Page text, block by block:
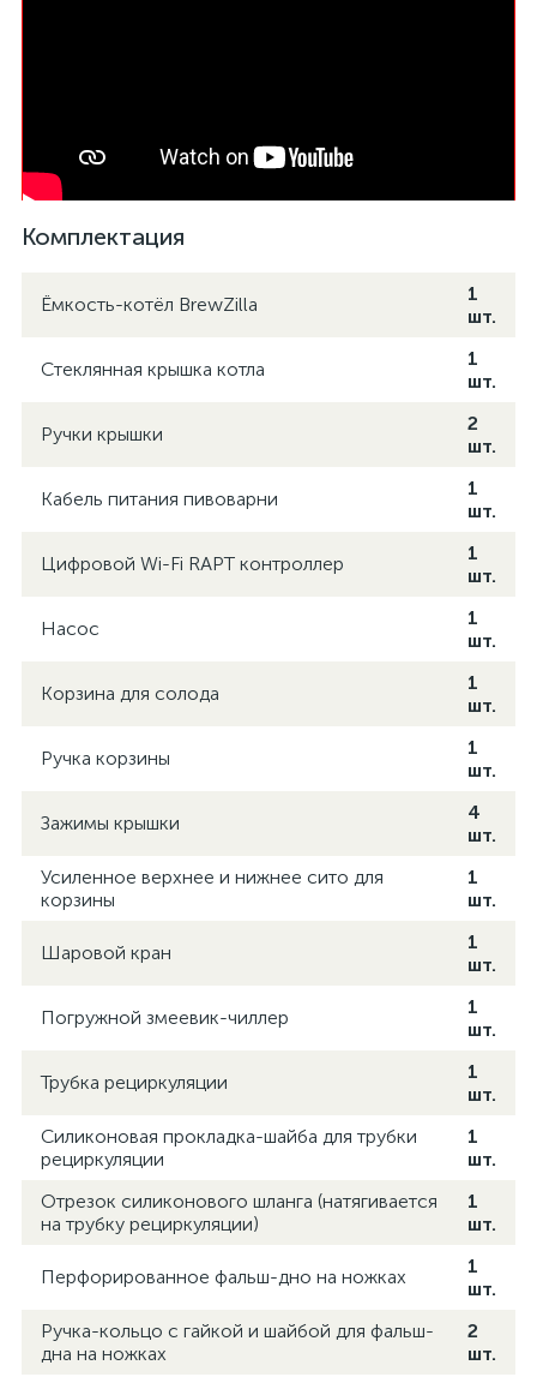
Комплектация
Ёмкость-котёл BrewZilla
1
шт.
Стеклянная крышка котла
1
шт.
Ручки крышки
2
шт.
Кабель питания пивоварни
1
шт.
Цифровой Wi-Fi RAPT контроллер
1
шт.
Насос
1
шт.
Корзина для солода
1
шт.
Ручка корзины
1
шт.
Зажимы крышки
4
шт.
Усиленное верхнее и нижнее сито для
корзины
1
шт.
Шаровой кран
1
шт.
Погружной змеевик-чиллер
1
шт.
Трубка рециркуляции
1
шт.
Силиконовая прокладка-шайба для трубки
рециркуляции
1
шт.
Отрезок силиконового шланга (натягивается
на трубку рециркуляции)
1
шт.
Перфорированное фальш-дно на ножках
1
шт.
Ручка-кольцо с гайкой и шайбой для фальш-
дна на ножках
2
шт.